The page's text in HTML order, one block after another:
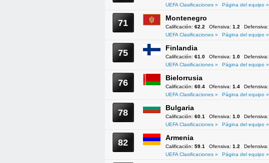
UEFA Clasificaciones »
Página del equipo »
71 Montenegro
Calificación: 62.2 Ofensiva: 1.2 Defensiva:
UEFA Clasificaciones »
Página del equipo »
75 Finlandia
Calificación: 61.0 Ofensiva: 1.0 Defensiva:
UEFA Clasificaciones »
Página del equipo »
76 Bielorrusia
Calificación: 60.4 Ofensiva: 1.4 Defensiva:
UEFA Clasificaciones »
Página del equipo »
78 Bulgaria
Calificación: 60.1 Ofensiva: 1.0 Defensiva:
UEFA Clasificaciones »
Página del equipo »
82 Armenia
Calificación: 59.1 Ofensiva: 1.2 Defensiva:
UEFA Clasificaciones »
Página del equipo »